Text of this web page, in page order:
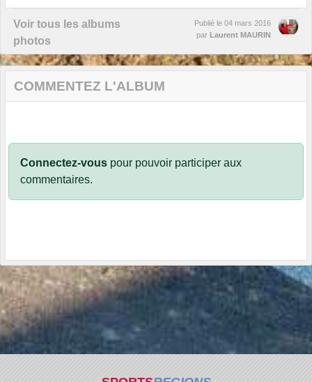
Voir tous les albums
photos
Publié le 04 mars 2016
par Laurent MAURIN
COMMENTEZ L'ALBUM
Connectez-vous pour pouvoir participer aux
commentaires.